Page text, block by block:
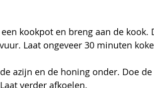
kookpot en breng aan de kook.
Laat ongeveer 30 minuten
azijn en de honing onder. Doe
verder afkoelen.